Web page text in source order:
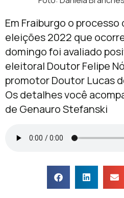
Em Fraiburgo o
eleições 2022 que
domingo foi avaliado
eleitoral Doutor Felipe
promotor Doutor Lucas
Os detalhes você
de Genauro Stefanski